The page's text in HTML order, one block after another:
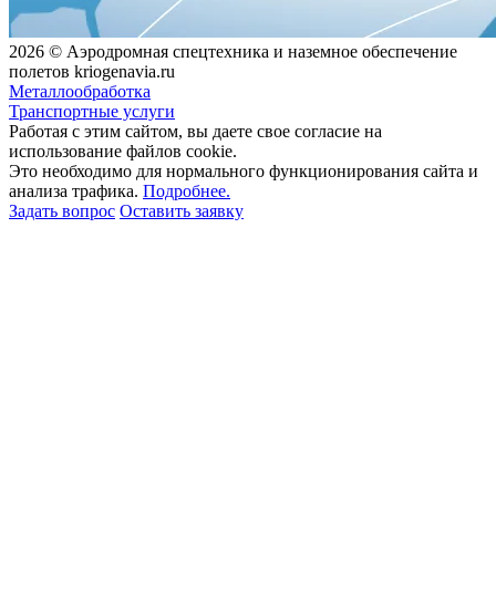
2026 © Аэродромная спецтехника и наземное обеспечение
полетов kriogenavia.ru
Металлообработка
Транспортные услуги
Работая с этим сайтом, вы даете свое согласие на
использование файлов cookie.
Это необходимо для нормального функционирования сайта и
анализа трафика. Подробнее.
Задать вопрос Оставить заявку